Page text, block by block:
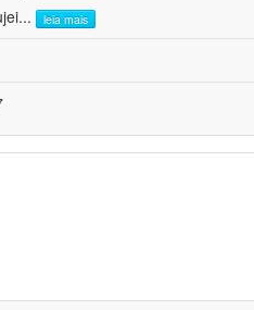
... leia mais